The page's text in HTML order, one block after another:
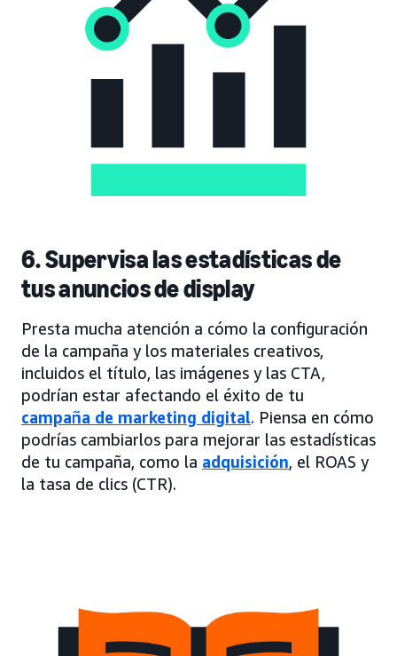
6. Supervisa las estadísticas de
tus anuncios de display
Presta mucha atención a cómo la configuración
de la campaña y los materiales creativos,
incluidos el título, las imágenes y las CTA,
podrían estar afectando el éxito de tu
campaña de marketing digital. Piensa en cómo
podrías cambiarlos para mejorar las estadísticas
de tu campaña, como la adquisición, el ROAS y
la tasa de clics (CTR).